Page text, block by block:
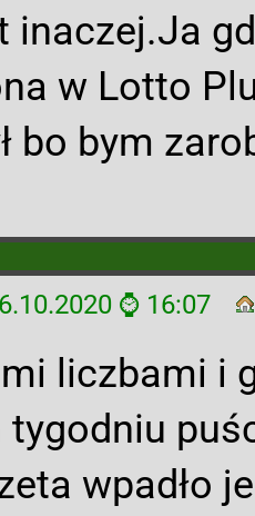
inaczej.Ja
w Lotto
bo bym
⌚ 16:07
liczbami i
tygodniu
wpadło